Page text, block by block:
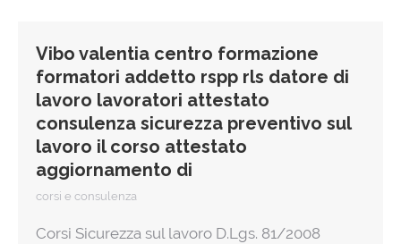
Vibo valentia centro formazione
formatori addetto rspp rls datore di
lavoro lavoratori attestato
consulenza sicurezza preventivo sul
lavoro il corso attestato
aggiornamento di
corsi e consulenza
Corsi Sicurezza sul lavoro D.Lgs. 81/2008